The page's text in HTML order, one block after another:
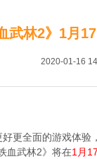
武林2》1月
2020-01-16
全面的游戏体验
血武林2》将在1月